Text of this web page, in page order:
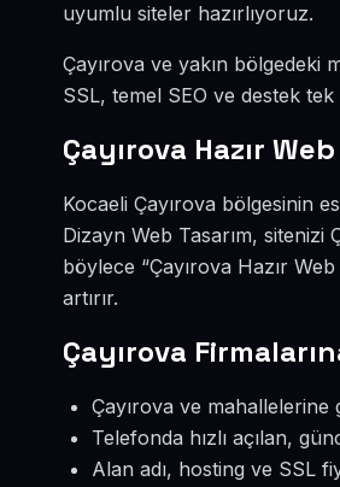
uyumlu siteler hazırlıyoruz.
Çayırova ve yakın bölgedeki
SSL, temel SEO ve destek tek
Çayırova Hazır
Kocaeli Çayırova bölgesinin
Dizayn Web Tasarım,
böylece “Çayırova Hazır
artırır.
Çayırova
Çayırova ve mahallelerine
Telefonda hızlı açılan,
Alan adı, hosting ve SSL